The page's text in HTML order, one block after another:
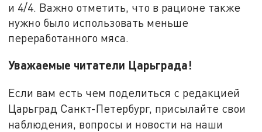
и 4/4. Важно отметить, что в рационе также
нужно было использовать меньше
переработанного мяса.
Уважаемые читатели Царьграда!
Если вам есть чем поделиться с редакцией
Царьград Санкт-Петербург, присылайте свои
наблюдения, вопросы и новости на наши